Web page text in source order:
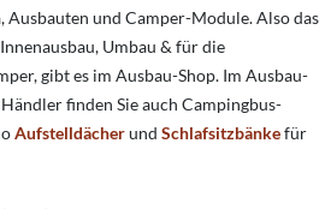
, Ausbauten und Camper-Module. Also das
Umbau & für die
gibt es im Ausbau-Shop. Im Ausbau-
finden Sie auch Campingbus-
Aufstelldächerund Schlafsitzbänkefür